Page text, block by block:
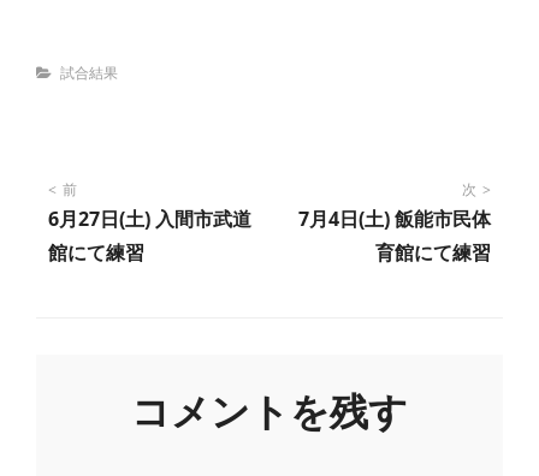
Categories
試合結果
投
稿
前
6月27日(土) 入間市武道
館にて練習
次
7月4日(土) 飯能市民体
育館にて練習
コメントを残す